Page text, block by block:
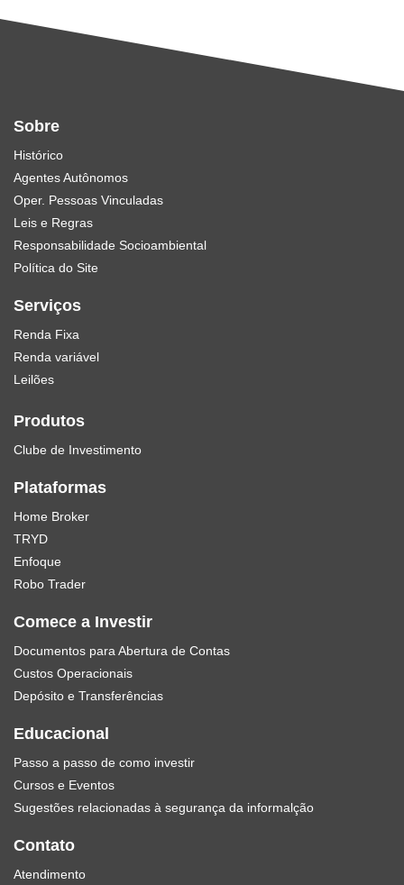
Sobre
Histórico
Agentes Autônomos
Oper. Pessoas Vinculadas
Leis e Regras
Responsabilidade Socioambiental
Política do Site
Serviços
Renda Fixa
Renda variável
Leilões
Produtos
Clube de Investimento
Plataformas
Home Broker
TRYD
Enfoque
Robo Trader
Comece a Investir
Documentos para Abertura de Contas
Custos Operacionais
Depósito e Transferências
Educacional
Passo a passo de como investir
Cursos e Eventos
Sugestões relacionadas à segurança da informalção
Contato
Atendimento